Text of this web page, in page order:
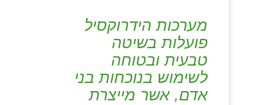
מערכות הידרוקסיל
פועלות בשיטה
טבעית ובטוחה
לשימוש בנוכחות בני
אדם, אשר מייצרת